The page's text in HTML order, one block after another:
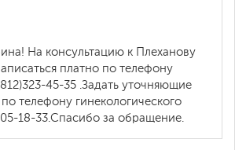
На консультацию к Плеханову
платно по телефону
45-35 .Задать уточняющие
телефону гинекологического
18-33.Спасибо за обращение.